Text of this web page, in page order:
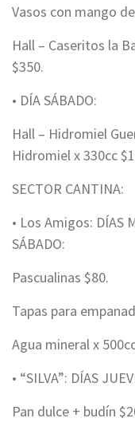
Vasos con mango
Hall – Caseritos la
$350.
• DÍA SÁBADO:
Hall – Hidromiel
Hidromiel x 330cc
SECTOR CANTINA:
• Los Amigos: DÍAS
SÁBADO:
Pascualinas $80.
Tapas para
Agua mineral x
• “SILVA”: DÍAS
Pan dulce + budín